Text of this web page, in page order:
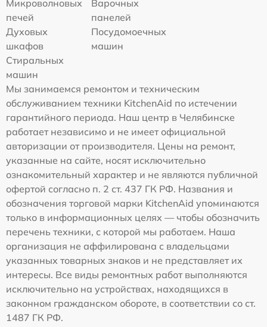
Микроволновых
печей
Варочных
панелей
Духовых
шкафов
Посудомоечных
машин
Стиральных
машин
Мы занимаемся ремонтом и техническим
обслуживанием техники KitchenAid по истечении
гарантийного периода. Наш центр в Челябинске
работает независимо и не имеет официальной
авторизации от производителя. Цены на ремонт,
указанные на сайте, носят исключительно
ознакомительный характер и не являются публичной
офертой согласно п. 2 ст. 437 ГК РФ. Названия и
обозначения торговой марки KitchenAid упоминаются
только в информационных целях — чтобы обозначить
перечень техники, с которой мы работаем. Наша
организация не аффилирована с владельцами
указанных товарных знаков и не представляет их
интересы. Все виды ремонтных работ выполняются
исключительно на устройствах, находящихся в
законном гражданском обороте, в соответствии со ст.
1487 ГК РФ.